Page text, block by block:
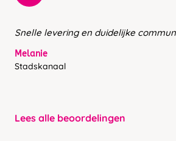
Snelle levering en duidelijke
Melanie
Stadskanaal
Lees alle beoordelingen